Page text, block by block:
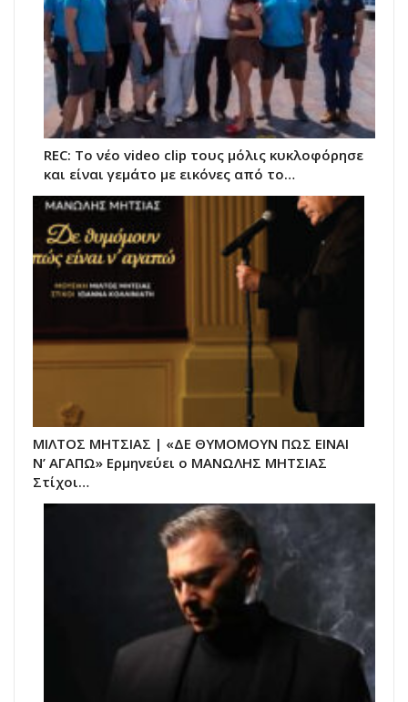
REC: Το νέο video clip τους μόλις κυκλοφόρησε
και είναι γεμάτο με εικόνες από το…
ΜΙΛΤΟΣ ΜΗΤΣΙΑΣ | «ΔΕ ΘΥΜΟΜΟΥΝ ΠΩΣ ΕΙΝΑΙ
Ν’ ΑΓΑΠΩ» Ερμηνεύει ο ΜΑΝΩΛΗΣ ΜΗΤΣΙΑΣ
Στίχοι…